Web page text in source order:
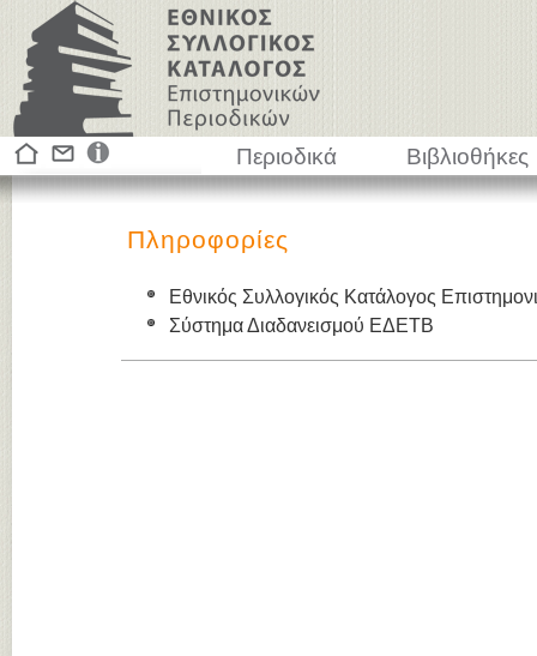
Περιοδικά Βιβλιοθήκες
Πληροφορίες
Εθνικός Συλλογικός Κατάλογος
Σύστημα Διαδανεισμού ΕΔΕΤΒ